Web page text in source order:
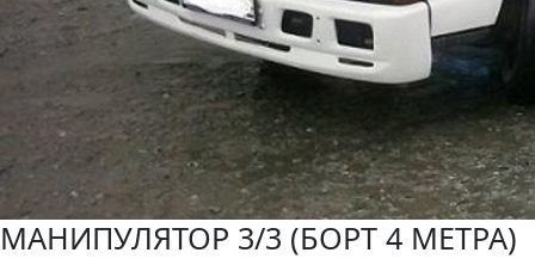
МАНИПУЛЯТОР 3/3 (БОРТ 4 МЕТРА)